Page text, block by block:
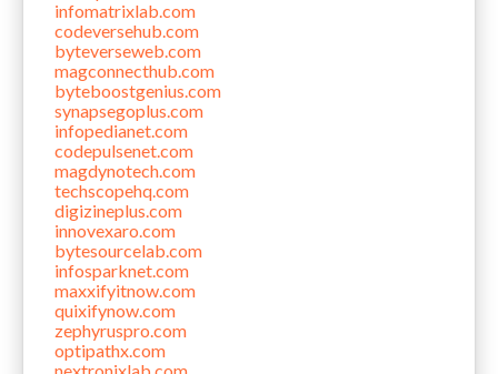
infomatrixlab.com
codeversehub.com
byteverseweb.com
magconnecthub.com
byteboostgenius.com
synapsegoplus.com
infopedianet.com
codepulsenet.com
magdynotech.com
techscopehq.com
digizineplus.com
innovexaro.com
bytesourcelab.com
infosparknet.com
maxxifyitnow.com
quixifynow.com
zephyruspro.com
optipathx.com